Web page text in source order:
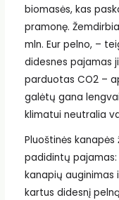
biomasės, kas
pramonę.
mln. Eur pelno, –
didesnes pajamas
parduotas CO2 –
galėtų gana
klimatui neutralia
Pluoštinės
padidintų
kanapių auginimas
kartus didesnį